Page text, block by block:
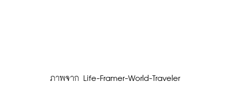
ภาพจาก Life-Framer-World-Traveler